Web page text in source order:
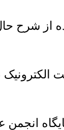
از شرح
انجمن